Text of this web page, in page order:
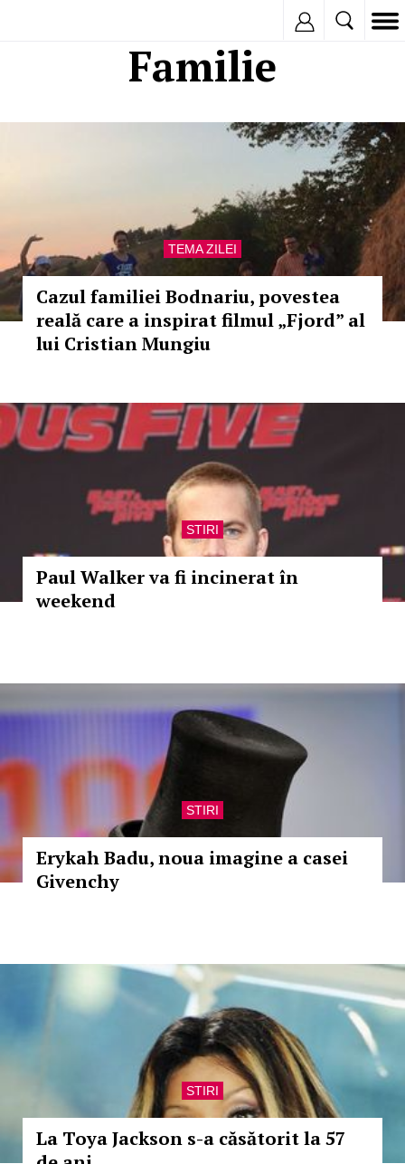
Familie
TEMA ZILEI
Cazul familiei Bodnariu, povestea
reală care a inspirat filmul „Fjord” al
lui Cristian Mungiu
STIRI
Paul Walker va fi incinerat în
weekend
STIRI
Erykah Badu, noua imagine a casei
Givenchy
STIRI
La Toya Jackson s-a căsătorit la 57